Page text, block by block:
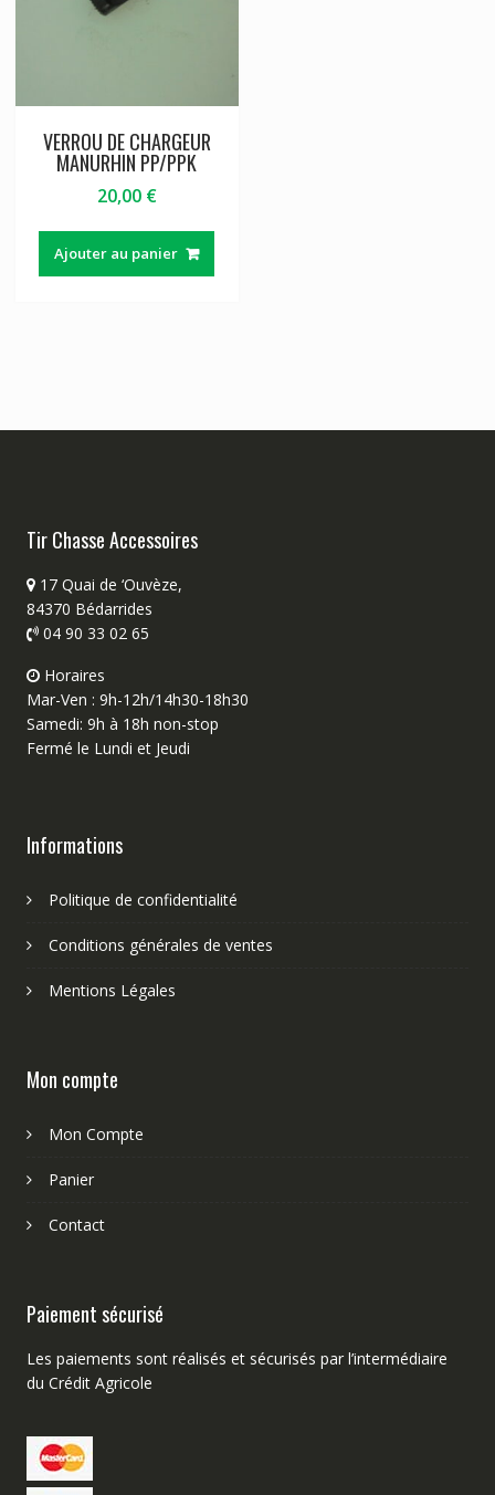
VERROU DE CHARGEUR
MANURHIN PP/PPK
20,00 €
Ajouter au panier
Tir Chasse Accessoires
17 Quai de ‘Ouvèze,
84370 Bédarrides
04 90 33 02 65
Horaires
Mar-Ven : 9h-12h/14h30-18h30
Samedi: 9h à 18h non-stop
Fermé le Lundi et Jeudi
Informations
Politique de confidentialité
Conditions générales de ventes
Mentions Légales
Mon compte
Mon Compte
Panier
Contact
Paiement sécurisé
Les paiements sont réalisés et sécurisés par l’intermédiaire
du Crédit Agricole